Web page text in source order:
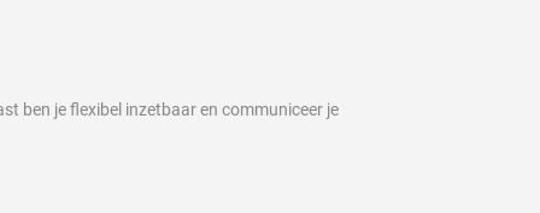
ben je flexibel inzetbaar en communiceer je